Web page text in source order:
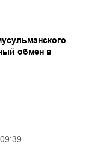
обмен в